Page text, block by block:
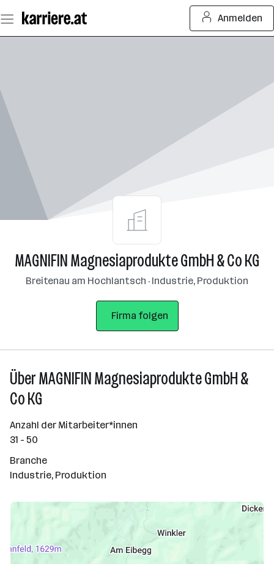
Seiteninhalt
springen
Anmelden
MAGNIFIN Magnesiaprodukte GmbH & Co KG
Breitenau am Hochlantsch · Industrie, Produktion
Firma folgen
Über MAGNIFIN Magnesiaprodukte GmbH &
Co KG
Anzahl der Mitarbeiter*innen
31 - 50
Branche
Industrie, Produktion